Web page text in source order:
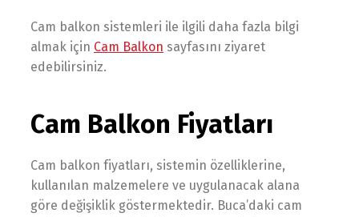
Cam balkon sistemleri ile ilgili daha fazla bilgi
almak için Cam Balkon sayfasını ziyaret
edebilirsiniz.
Cam Balkon Fiyatları
Cam balkon fiyatları, sistemin özelliklerine,
kullanılan malzemelere ve uygulanacak alana
göre değişiklik göstermektedir. Buca’daki cam